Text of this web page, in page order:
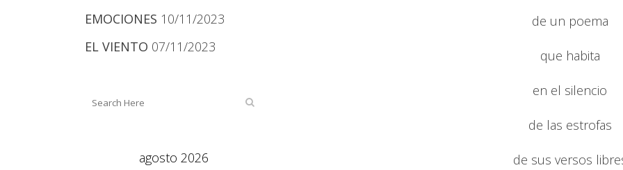
EMOCIONES 10/11/2023
EL VIENTO 07/11/2023
agosto 2026
de un poema
que habita
en el silencio
de las estrofas
de sus versos